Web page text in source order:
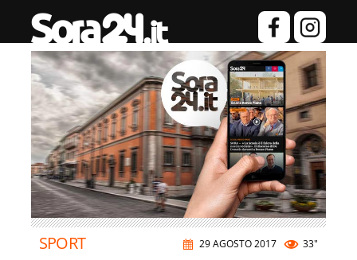
29 AGOSTO 2017 33"
SPORT